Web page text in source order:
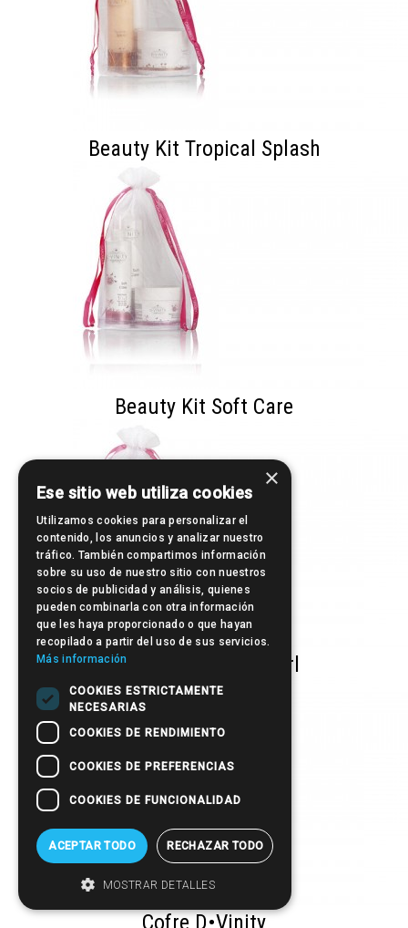
Beauty Kit Tropical Splash
Beauty Kit Soft Care
Beauty Kit Sweet Curl
Cofre D•Vinity
×
Ese sitio web utiliza cookies
Utilizamos cookies para personalizar el
contenido, los anuncios y analizar nuestro
tráfico. También compartimos información
sobre su uso de nuestro sitio con nuestros
socios de publicidad y análisis, quienes
pueden combinarla con otra información
que les haya proporcionado o que hayan
recopilado a partir del uso de sus servicios.
Más información
COOKIES ESTRICTAMENTE
NECESARIAS
COOKIES DE RENDIMIENTO
COOKIES DE PREFERENCIAS
COOKIES DE FUNCIONALIDAD
ACEPTAR TODO RECHAZAR TODO
MOSTRAR DETALLES